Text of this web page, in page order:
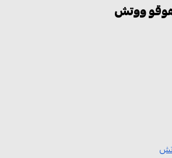
ووتش